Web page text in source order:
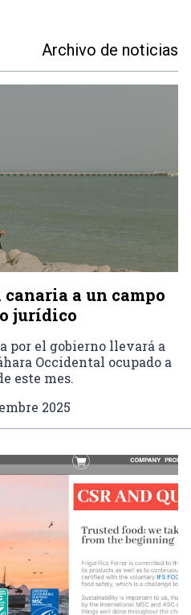
Archivo de noticias
a un campo
jurídico
por el gobierno llevará a
Occidental ocupado a
este mes.
2025